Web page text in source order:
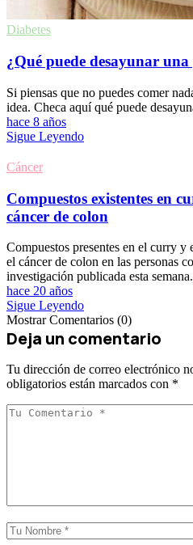
Diabetes
¿Qué puede desayunar
Si piensas que no puedes comer
idea. Checa aquí qué puede
hace 8 años
Sigue Leyendo
Cáncer
Compuestos existentes en
cáncer de colon
Compuestos presentes en el curry
el cáncer de colon en las personas
investigación publicada esta semana.
hace 20 años
Sigue Leyendo
Mostrar Comentarios (0)
Deja un comentario
Tu dirección de correo electrónico
obligatorios están marcados con *